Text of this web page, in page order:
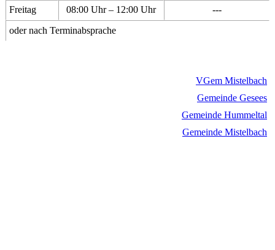
Freitag
08:00 Uhr – 12:00 Uhr
---
oder nach Terminabsprache
VGem Mistelbach
Gemeinde Gesees
Gemeinde Hummeltal
Gemeinde Mistelbach